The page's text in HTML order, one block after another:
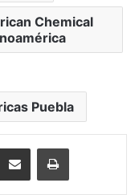
Chemical
Puebla
Share via Email Print